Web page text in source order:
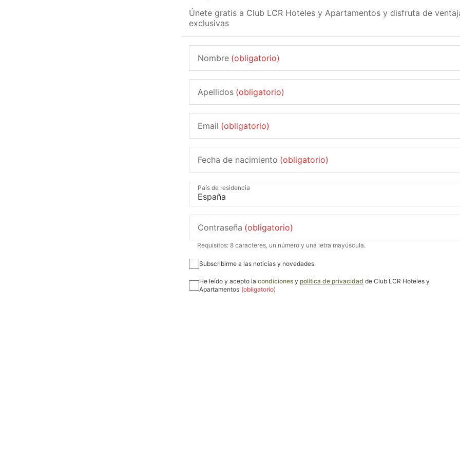
Únete gratis a Club LCR Hoteles y Apartamentos y disfruta de
exclusivas
Nombre (obligatorio)
Apellidos (obligatorio)
Email (obligatorio)
Fecha de nacimiento (obligatorio)
País de residencia
Contraseña (obligatorio)
Requisitos: 8 caracteres, un número y una letra mayúscula.
Subscribirme a las noticias y novedades
He leído y acepto la condiciones y política de privacidad de Club LCR Hoteles y
Apartamentos (obligatorio)